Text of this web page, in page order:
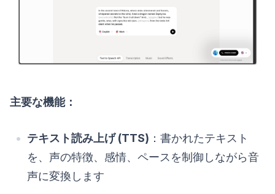
主要な機能：
テキスト読み上げ (TTS) ：書かれたテキスト
を、声の特徴、感情、ペースを制御しながら音
声に変換します